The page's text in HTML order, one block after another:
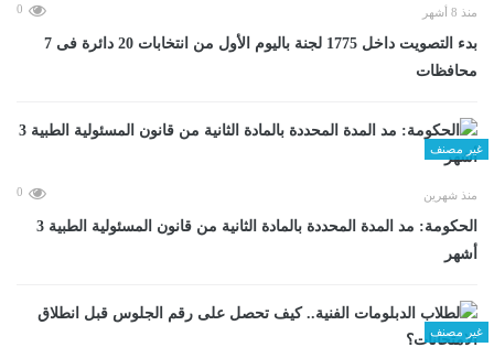
منذ 8 أشهر 0
بدء التصويت داخل 1775 لجنة باليوم الأول من انتخابات 20 دائرة فى 7
محافظات
غير مصنف
منذ شهرين 0
الحكومة: مد المدة المحددة بالمادة الثانية من قانون المسئولية الطبية 3
أشهر
غير مصنف